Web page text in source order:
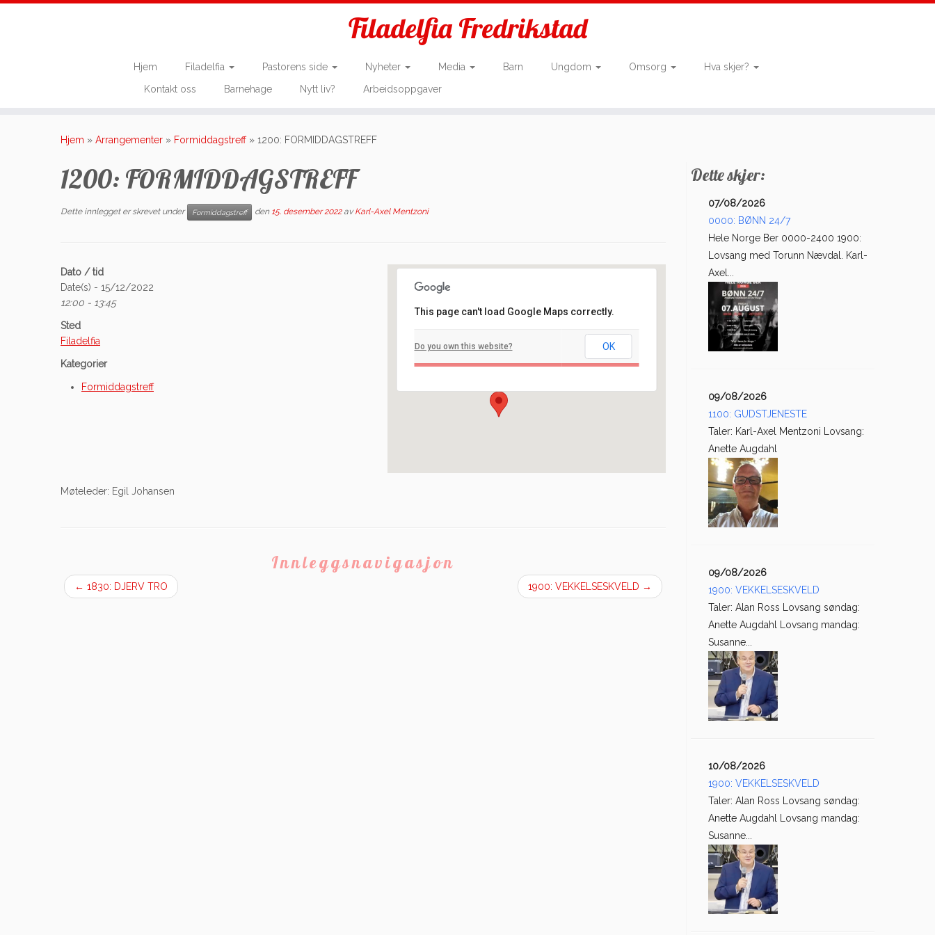
Filadelfia Fredrikstad
Hjem Filadelfia Pastorens side Nyheter Media Barn Ungdom Omsorg
Hva skjer?
Kontakt oss
Barnehage Nytt liv? Arbeidsoppgaver
Hjem » Arrangementer » Formiddagstreff » 1200: FORMIDDAGSTREFF
1200: FORMIDDAGSTREFF
Dette innlegget er skrevet under Formiddagstreff den 15. desember 2022 avKarl-Axel Mentzoni
Arrangement
This page can't load Google Maps correctly.
Do you own this website? OK
Dato / tid
Date(s) - 15/12/2022
12:00 - 13:45
Sted
Filadelfia
Kategorier
Formiddagstreff
Møteleder: Egil Johansen
Innleggsnavigasjon
← 1830: DJERV TRO 1900: VEKKELSESKVELD →
Dette skjer:
07/08/2026
0000: BØNN 24/7
Hele Norge Ber 0000-2400 1900:
Lovsang med Torunn Nævdal. Karl-
Axel...
09/08/2026
1100: GUDSTJENESTE
Taler: Karl-Axel Mentzoni Lovsang:
Anette Augdahl
09/08/2026
1900: VEKKELSESKVELD
Taler: Alan Ross Lovsang søndag:
Anette Augdahl Lovsang mandag:
Susanne...
10/08/2026
1900: VEKKELSESKVELD
Taler: Alan Ross Lovsang søndag:
Anette Augdahl Lovsang mandag:
Susanne...